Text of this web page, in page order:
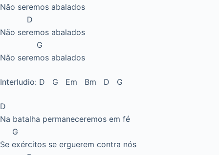
Não seremos abalados
D
Não seremos abalados
G
Não seremos abalados
Interludio: D G Em Bm D G
D
Na batalha permaneceremos em fé
G
Se exércitos se erguerem contra nós